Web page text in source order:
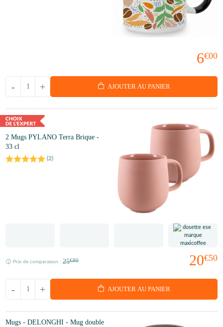
6€00
+
- AJOUTER AU PANIER
2 Mugs PYLANO Terra Brique -
33 cl
(2)
20€50
Prix de comparaison : 25€80
+
- AJOUTER AU PANIER
Mugs - DELONGHI - Mug double